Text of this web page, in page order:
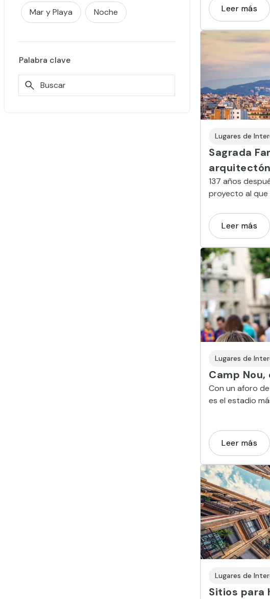
Mar y Playa Noche
Palabra clave
imprescindibles
Sagrada
la playa de la
son sólo una
Leer más
Lugares de
Sagrada
137 años
proyecto al que
Leer más
Lugares de
Camp
Con un aforo
es el estadio
Leer más
Lugares de
Sitios para